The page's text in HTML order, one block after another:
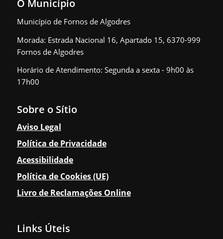
Assembleia Municipal
Deliberações
O Município
Município de Fornos de Algodres
Morada: Estrada Nacional 16, Apartado 15, 6370-999
Fornos de Algodres
Horário de Atendimento: Segunda a sexta - 9h00 às
17h00
Sobre o Sítio
Aviso Legal
Política de Privacidade
Acessibilidade
Política de Cookies (UE)
Livro de Reclamações Online
Links Úteis